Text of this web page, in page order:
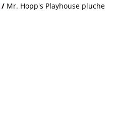
/ Mr. Hopp's Playhouse pluche